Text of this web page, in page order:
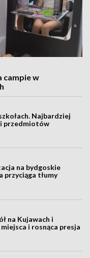
campie w
Najbardziej
przedmiotów
na bydgoskie
przyciąga tłumy
na Kujawach i
i rosnąca presja